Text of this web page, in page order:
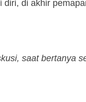
di akhir
saat bertanya